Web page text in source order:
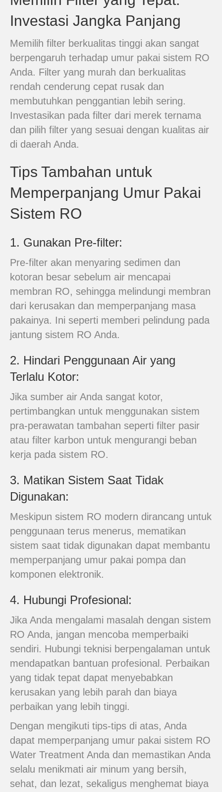
Investasi Jangka Panjang
Memilih filter berkualitas tinggi akan sangat
berpengaruh terhadap umur pakai sistem RO
Anda. Filter yang murah dan berkualitas
rendah cenderung cepat rusak dan
membutuhkan penggantian lebih sering.
Investasikan pada filter dari merek ternama
dan pilih filter yang sesuai dengan kualitas air
di daerah Anda.
Tips Tambahan untuk
Memperpanjang Umur Pakai
Sistem RO
1. Gunakan Pre-filter:
Pre-filter akan menyaring sedimen dan
kotoran besar sebelum air mencapai
membran RO, sehingga melindungi membran
dari kerusakan dan memperpanjang masa
pakainya. Ini seperti memberi pelindung pada
jantung sistem RO Anda.
2. Hindari Penggunaan Air yang
Terlalu Kotor:
Jika sumber air Anda sangat kotor,
pertimbangkan untuk menggunakan sistem
pra-perawatan tambahan seperti filter pasir
atau filter karbon untuk mengurangi beban
kerja pada sistem RO.
3. Matikan Sistem Saat Tidak
Digunakan:
Meskipun sistem RO modern dirancang untuk
penggunaan terus menerus, mematikan
sistem saat tidak digunakan dapat membantu
memperpanjang umur pakai pompa dan
komponen elektronik.
4. Hubungi Profesional:
Jika Anda mengalami masalah dengan sistem
RO Anda, jangan mencoba memperbaiki
sendiri. Hubungi teknisi berpengalaman untuk
mendapatkan bantuan profesional. Perbaikan
yang tidak tepat dapat menyebabkan
kerusakan yang lebih parah dan biaya
perbaikan yang lebih tinggi.
Dengan mengikuti tips-tips di atas, Anda
dapat memperpanjang umur pakai sistem RO
Water Treatment Anda dan memastikan Anda
selalu menikmati air minum yang bersih,
sehat, dan lezat, sekaligus menghemat biaya